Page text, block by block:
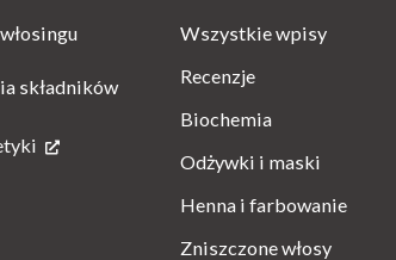
składników
Wszystkie wpisy
Recenzje
Biochemia
Odżywki i maski
Henna i farbowanie
Zniszczone włosy